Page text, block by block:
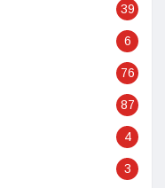
39
6
76
87
4
3